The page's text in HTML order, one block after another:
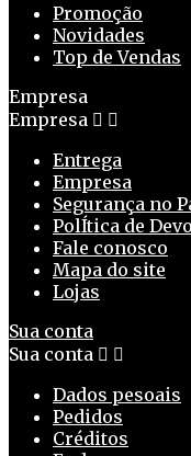
Promoção
Novidades
Top de Vendas
Empresa
Empresa  
Entrega
Empresa
Segurança no
PolÍtica de
Fale conosco
Mapa do site
Lojas
Sua conta
Sua conta  
Dados pesoais
Pedidos
Créditos